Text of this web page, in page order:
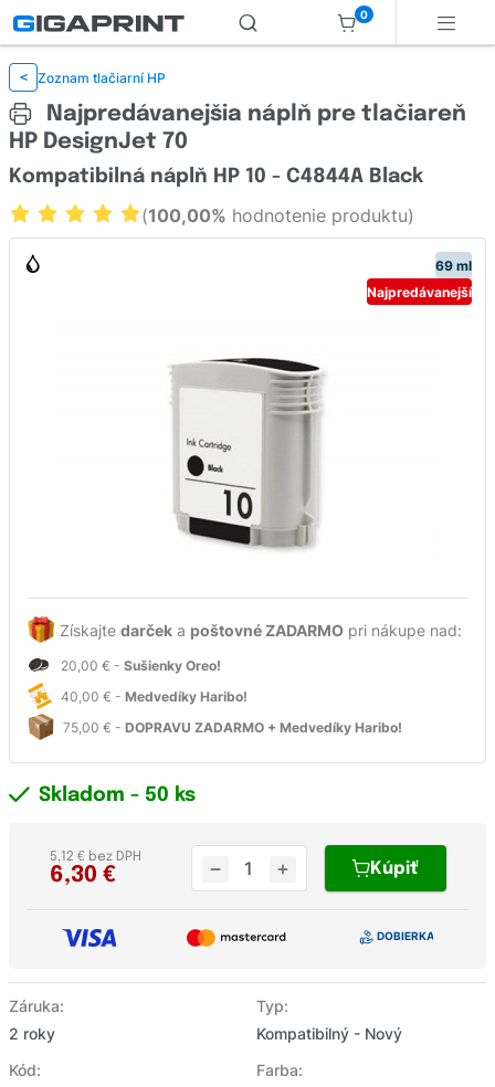
0
< Zoznam tlačiarní HP
Najpredávanejšia náplň pre tlačiareň
HP DesignJet 70
69 ml
Najpredávanejší
Získajte darček a poštovné ZADARMO pri nákupe nad:
20,00 € - Sušienky Oreo!
40,00 € - Medvedíky Haribo!
75,00 € - DOPRAVU ZADARMO + Medvedíky Haribo!
Kompatibilná náplň HP 10 - C4844A Black
(100,00% hodnotenie produktu)
Záruka:
2 roky
Typ:
Kompatibilný - Nový
Kód:
Farba:
Skladom - 50 ks
6,30 €
5,12 € bez DPH
Kúpiť